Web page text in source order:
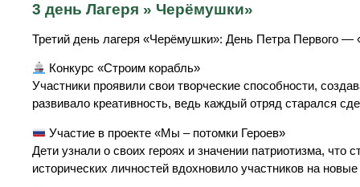
3 день Лагеря » Черёмушки»
Третий день лагеря «Черёмушки»: День Петра Первого —
Конкурс «Строим корабль»
Участники проявили свои творческие способности,
развивало креативность, ведь каждый отряд старался
Участие в проекте «Мы – потомки Героев»
Дети узнали о своих героях и значении патриотизма,
исторических личностей вдохновило участников на